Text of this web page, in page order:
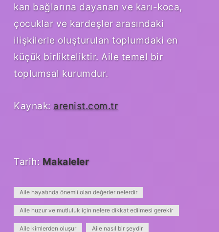
kan bağlarına dayanan ve karı-koca,
çocuklar ve kardeşler arasındaki
ilişkilerle oluşturulan toplumdaki en
küçük birlikteliktir. Aile temel bir
toplumsal kurumdur.
Kaynak: arenist.com.tr
Tarih: Makaleler
Aile hayatında önemli olan değerler nelerdir
Aile huzur ve mutluluk için nelere dikkat edilmesi gerekir
Aile kimlerden oluşur Aile nasıl bir şeydir